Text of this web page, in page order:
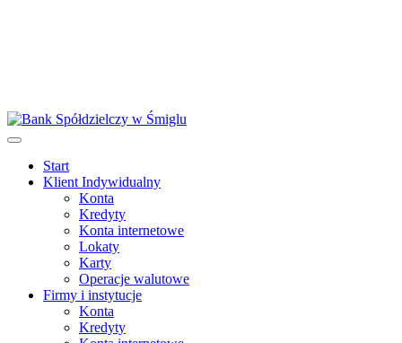
Start
Klient Indywidualny
Konta
Kredyty
Konta internetowe
Lokaty
Karty
Operacje walutowe
Firmy i instytucje
Konta
Kredyty